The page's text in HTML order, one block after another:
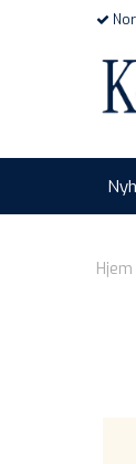
Hjem